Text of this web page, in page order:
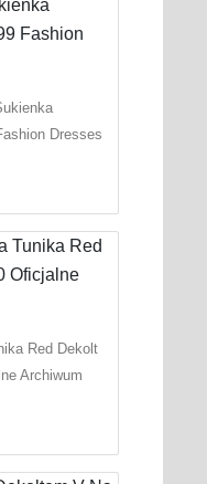
Dresses
Red Dekolt
Archiwum